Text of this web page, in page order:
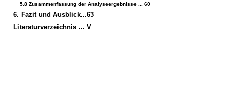
5.8 Zusammenfassung der Analyseergebnisse ... 60
6. Fazit und Ausblick...63
Literaturverzeichnis ... V